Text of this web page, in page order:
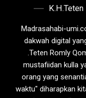
Madrasahabi-
dakwah digital
.Teten Romly
mustafiidan kulla
orang yang
waktu" diharapkan